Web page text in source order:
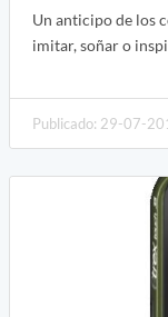
Un anticipo de los
imitar, soñar o
Publicado: 29-07-